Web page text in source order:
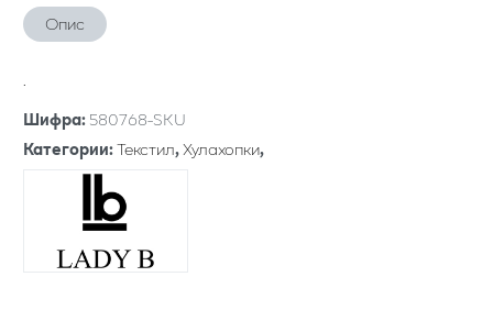
Опис
.
Шифра:580768-SKU
Категории:Текстил,Хулахопки,